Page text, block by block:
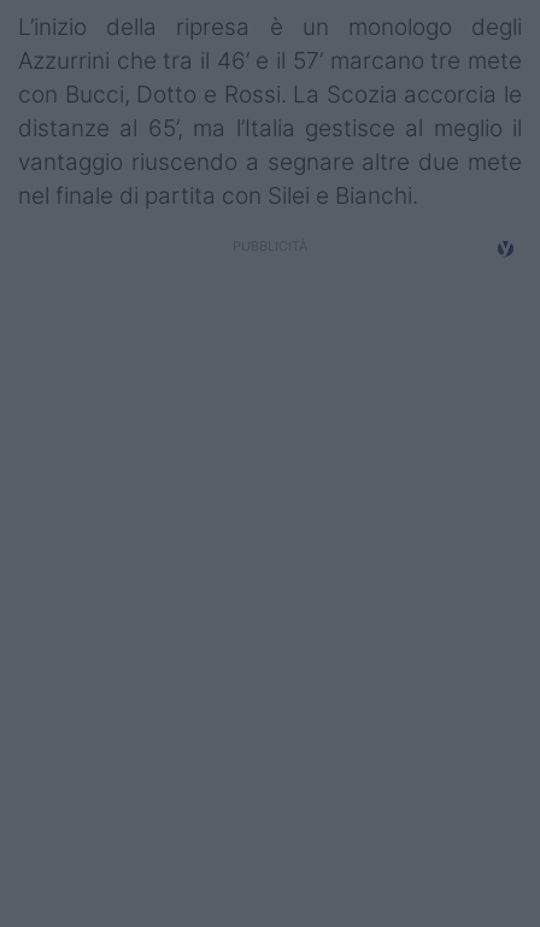
L’inizio della ripresa è un monologo degli
Azzurrini che tra il 46’ e il 57’ marcano tre mete
con Bucci, Dotto e Rossi. La Scozia accorcia le
distanze al 65’, ma l’Italia gestisce al meglio il
vantaggio riuscendo a segnare altre due mete
nel finale di partita con Silei e Bianchi.